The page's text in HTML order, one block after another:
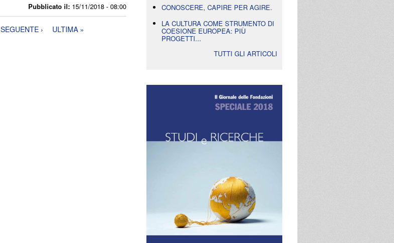
Pubblicato il: 15/11/2018 - 08:00
SEGUENTE › ULTIMA »
CONOSCERE, CAPIRE PER AGIRE.
LA CULTURA COME STRUMENTO DI
COESIONE EUROPEA: PIÙ
PROGETTI...
TUTTI GLI ARTICOLI